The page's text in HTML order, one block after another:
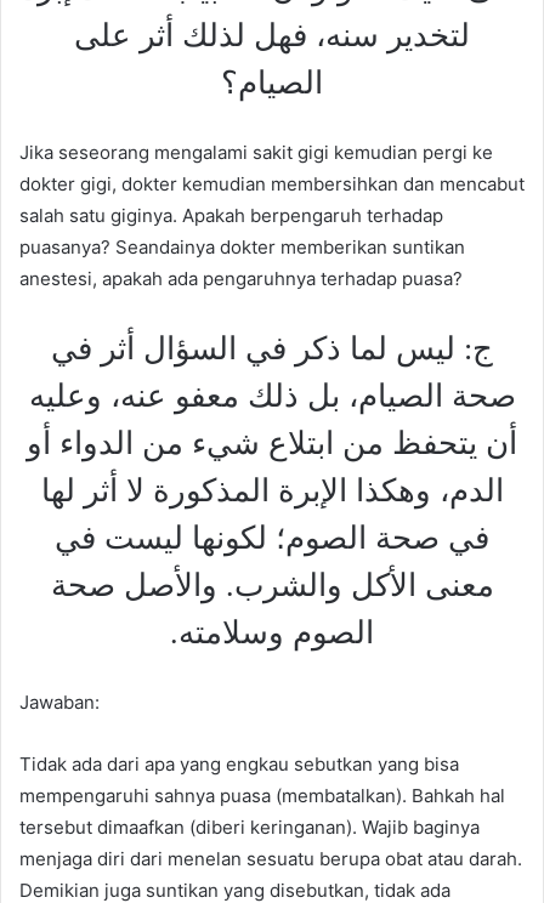
لتخدير سنه، فهل لذلك أثر على
الصيام؟
Jika seseorang mengalami sakit gigi kemudian pergi ke
dokter gigi, dokter kemudian membersihkan dan mencabut
salah satu giginya. Apakah berpengaruh terhadap
puasanya? Seandainya dokter memberikan suntikan
anestesi, apakah ada pengaruhnya terhadap puasa?
ج: ليس لما ذكر في السؤال أثر في
صحة الصيام، بل ذلك معفو عنه، وعليه
أن يتحفظ من ابتلاع شيء من الدواء أو
الدم، وهكذا الإبرة المذكورة لا أثر لها
في صحة الصوم؛ لكونها ليست في
معنى الأكل والشرب. والأصل صحة
الصوم وسلامته.
Jawaban:
Tidak ada dari apa yang engkau sebutkan yang bisa
mempengaruhi sahnya puasa (membatalkan). Bahkah hal
tersebut dimaafkan (diberi keringanan). Wajib baginya
menjaga diri dari menelan sesuatu berupa obat atau darah.
Demikian juga suntikan yang disebutkan, tidak ada